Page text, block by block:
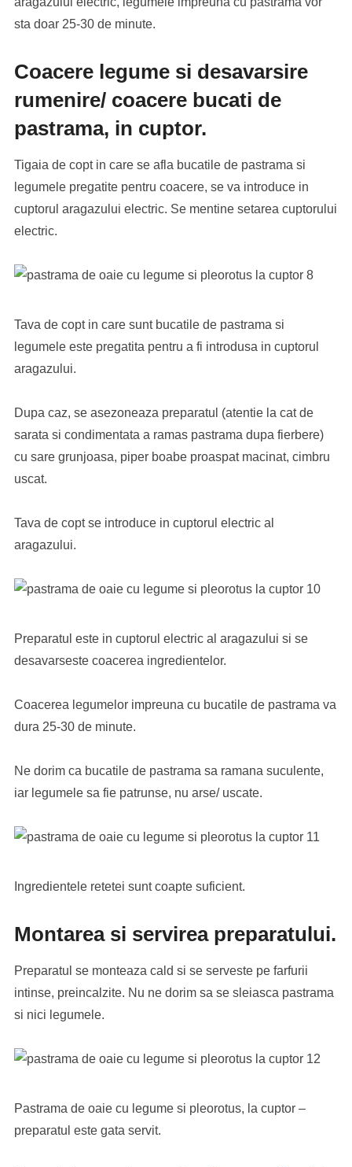
sta doar 25-30 de minute.
Coacere legume si desavarsire
rumenire/ coacere bucati de
pastrama, in cuptor.
Tigaia de copt in care se afla bucatile de pastrama si
legumele pregatite pentru coacere, se va introduce in
cuptorul aragazului electric. Se mentine setarea cuptorului
electric.
Tava de copt in care sunt bucatile de pastrama si
legumele este pregatita pentru a fi introdusa in cuptorul
aragazului.
Dupa caz, se asezoneaza preparatul (atentie la cat de
sarata si condimentata a ramas pastrama dupa fierbere)
cu sare grunjoasa, piper boabe proaspat macinat, cimbru
uscat.
Tava de copt se introduce in cuptorul electric al
aragazului.
Preparatul este in cuptorul electric al aragazului si se
desavarseste coacerea ingredientelor.
Coacerea legumelor impreuna cu bucatile de pastrama va
dura 25-30 de minute.
Ne dorim ca bucatile de pastrama sa ramana suculente,
iar legumele sa fie patrunse, nu arse/ uscate.
Ingredientele retetei sunt coapte suficient.
Montarea si servirea preparatului.
Preparatul se monteaza cald si se serveste pe farfurii
intinse, preincalzite. Nu ne dorim sa se sleiasca pastrama
si nici legumele.
Pastrama de oaie cu legume si pleorotus, la cuptor –
preparatul este gata servit.